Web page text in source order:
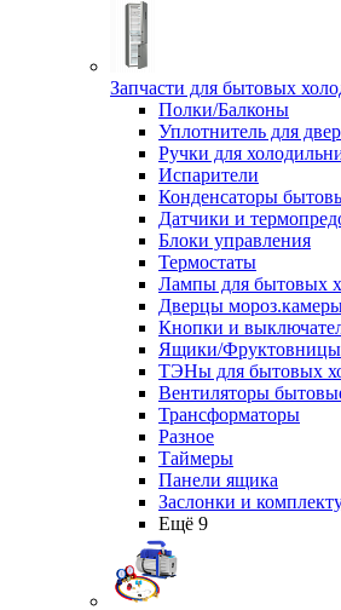
Запчасти для бытовых
Полки/Балконы
Уплотнитель для
Ручки для
Испарители
Конденсаторы
Датчики и
Блоки управления
Термостаты
Лампы для бытовых
Дверцы
Кнопки и
Ящики/Фруктовницы
ТЭНы для бытовых
Вентиляторы
Трансформаторы
Разное
Таймеры
Панели ящика
Заслонки и
Ещё 9